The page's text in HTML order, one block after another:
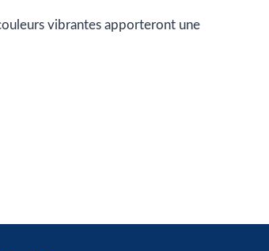
vibrantes apporteront une